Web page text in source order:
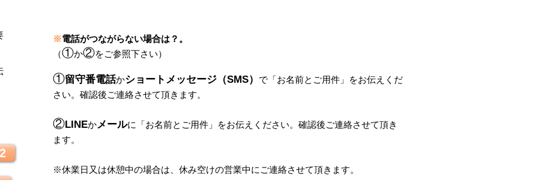
※電話がつながらない場合は？。
（①か②をご参照下さい）
①留守番電話かショートメッセージ（SMS） で 「お名前とご用件 」
をお伝えくだ
さい。 確認後ご連絡させて頂きます。
②LINEかメールに 「お名前とご用件 」 をお伝えください。 確認後ご連絡させて頂き
ます。
​※休業日又は休憩中の場合は、休み空けの営業中にご連絡させて頂きます。